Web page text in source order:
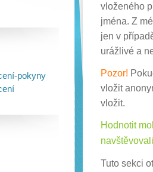
vloženého
jména. Z
jen v
urážlivé a
Pozor!
vložit
vložit.
Hodnotit
Tuto sekci
pokyny